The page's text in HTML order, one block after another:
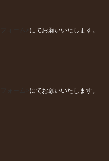
にてお願いいたします。
にてお願いいたします。